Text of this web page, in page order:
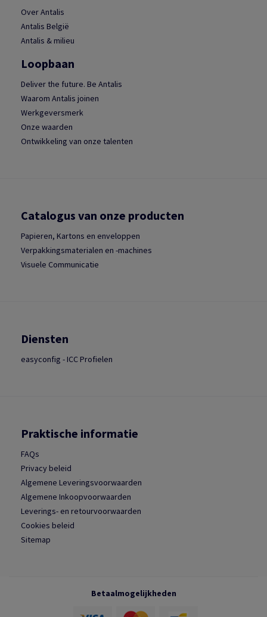
Over Antalis
Antalis België
Antalis & milieu
Loopbaan
Deliver the future. Be Antalis
Waarom Antalis joinen
Werkgeversmerk
Onze waarden
Ontwikkeling van onze talenten
Catalogus van onze producten
Papieren, Kartons en enveloppen
Verpakkingsmaterialen en -machines
Visuele Communicatie
Diensten
easyconfig - ICC Profielen
Praktische informatie
FAQs
Privacy beleid
Algemene Leveringsvoorwaarden
Algemene Inkoopvoorwaarden
Leverings- en retourvoorwaarden
Cookies beleid
Sitemap
Betaalmogelijkheden